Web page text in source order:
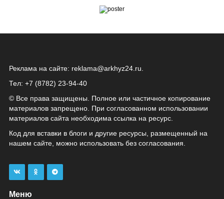
Реклама на сайте: reklama@arkhyz24.ru
Тел: +7 (8782) 23‑94‑40
© Все права защищены. Полное или частичное копирование
материалов запрещено. При согласованном использовании
материалов сайта необходима ссылка на ресурс.
Код для вставки в блоги и другие ресурсы, размещенный на
нашем сайте, можно использовать без согласования.
Меню